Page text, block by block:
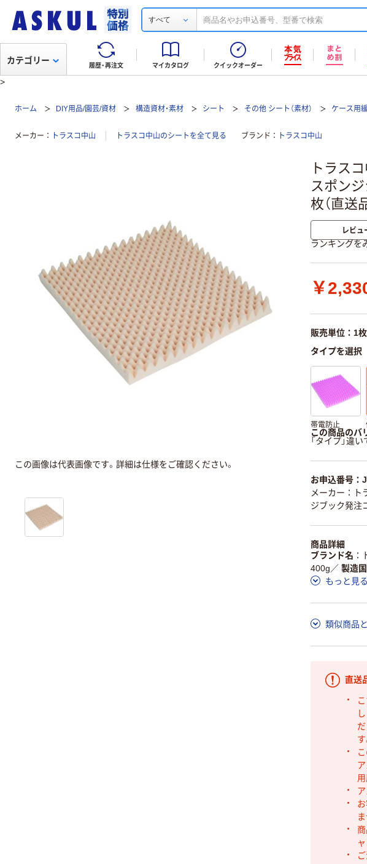
すべて
履歴・再注文 マイカタログ クイックオーダー
カテゴリー
>
ホーム DIY用品/園芸/資材 構造資材・素材 シート その他 シート（素材） ケース用
メーカー トラスコ中山 トラスコ中山のシートを全て見る ブランド トラスコ中山
トラス
スポン
枚（直送
レビュ
ランキングを
￥
販売単位：1枚
タイプを選択
帯電防止
この商品のバ
「タイプ」違
お申込番号：
メーカー：ト
ジブック発注
商品詳細
ブランド名
400g ／ 製造国
もっと見る
類似商品
直送
す
ま
この画像は代表画像です。詳細は仕様をご確認ください。